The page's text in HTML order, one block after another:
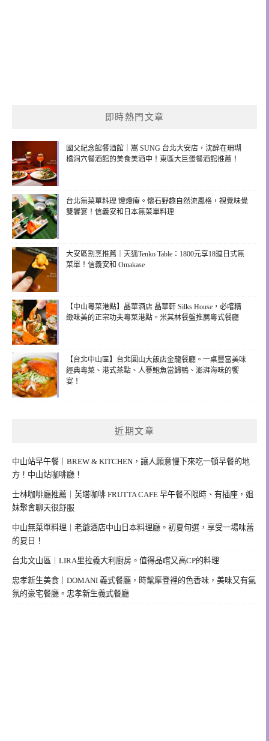
即時熱門文章
國父紀念館餐酒館｜嵩 SUNG 台北大安店，沈醉在珊瑚
橘洞穴餐酒館的美食美酒中！東區大巨蛋餐酒館推薦！
台北無菜單料理 燈燈庵。懷石野趣自然流風格，視覺味覺
雙饗宴！信義安和日本無菜單料理
大安區割烹推薦｜天狐Tenko Table：1800元享18道日式無
菜單！信義安和 Omakase
【中山粵菜港點】晶華酒店 晶華軒 Silks House，必嚐精
緻味美的正宗功夫粵菜港點。米其林餐盤推薦粵式餐廳
【台北中山區】台北圓山大飯店金龍餐廳。一桌豐富美味
經典粵菜、港式茶點、人篸鮑魚當歸鴨、澎湃海味的饗
宴！
近期文章
中山站早午餐｜BREW & KITCHEN，讓人願意慢下來吃一頓早餐的地
方！中山站咖啡廳！
士林咖啡廳推薦｜芙塔咖啡 FRUTTA CAFE 早午餐不限時、有插座，姐
妹聚會聊天很舒服
中山無菜單料理｜老爺酒店中山日本料理廳。初夏旬選，享受一場味蕾
的夏日！
台北文山區｜LIRA里拉義大利廚房。值得品嚐又高CP的料理
忠孝新生美食｜DOMANI 義式餐廳，時髦摩登裡的色香味，美味又有氣
氛的豪宅餐廳。忠孝新生義式餐廳